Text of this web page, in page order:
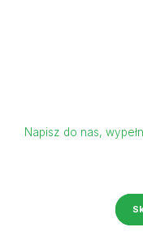
Napisz do nas,